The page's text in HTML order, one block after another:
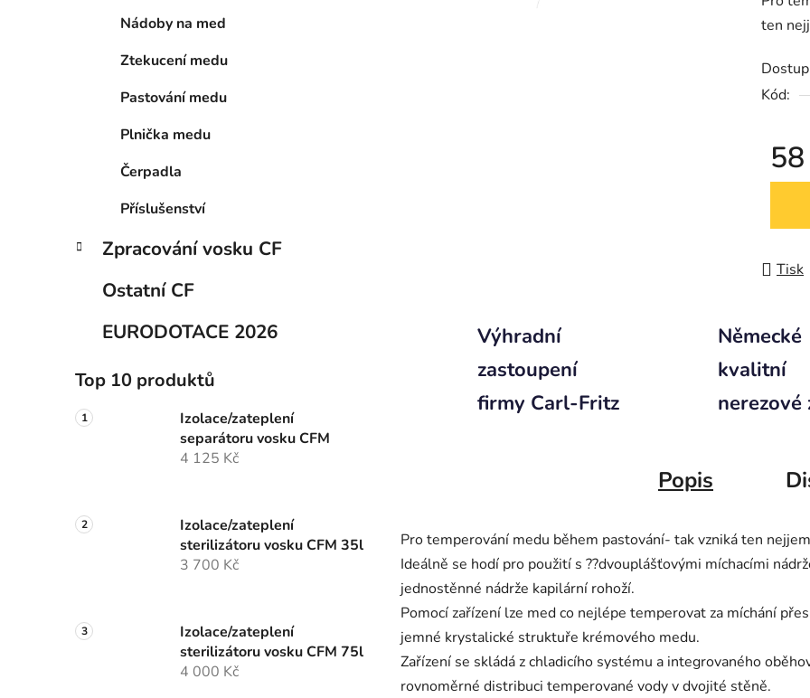
Nádoby na med
Ztekucení medu
Pastování medu
Plnička medu
Čerpadla
Příslušenství
Zpracování vosku CF
Ostatní CF
EURODOTACE 2026
Top 10 produktů
Izolace/zateplení
separátoru vosku CFM
4 125 Kč
Izolace/zateplení
sterilizátoru vosku CFM 35l
3 700 Kč
Izolace/zateplení
sterilizátoru vosku CFM 75l
4 000 Kč
ten
Kód:
Tisk
Výhradní
zastoupení
firmy Carl-Fritz
Německé
kvalitní
nerezové
Popis
Pro temperování medu během pastování- tak vzniká ten
Ideálně se hodí pro použití s ??dvouplášťovými míchacími
jednostěnné nádrže kapilární rohoží.
Pomocí zařízení lze med co nejlépe temperovat za míchání
jemné krystalické struktuře krémového medu.
Zařízení se skládá z chladicího systému a integrovaného
rovnoměrné distribuci temperované vody v dvojité stěně.